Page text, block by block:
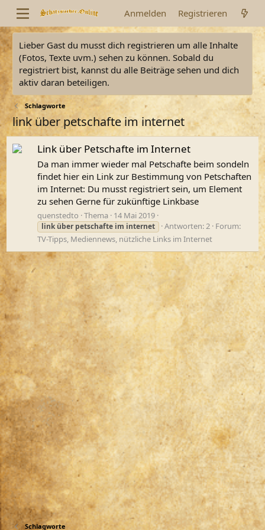
Anmelden Registrieren
Lieber Gast du musst dich registrieren um alle Inhalte
(Fotos, Texte uvm.) sehen zu können. Sobald du
registriert bist, kannst du alle Beiträge sehen und dich
aktiv daran beteiligen.
Schlagworte
link über petschafte im internet
Link über Petschafte im Internet
Da man immer wieder mal Petschafte beim sondeln
findet hier ein Link zur Bestimmung von Petschaften
im Internet: Du musst registriert sein, um Element
zu sehen Gerne für zukünftige Linkbase
quenstedto Thema 14 Mai 2019
link über petschafte im internet Antworten: 2 Forum:
TV-Tipps, Mediennews, nützliche Links im Internet
Schlagworte